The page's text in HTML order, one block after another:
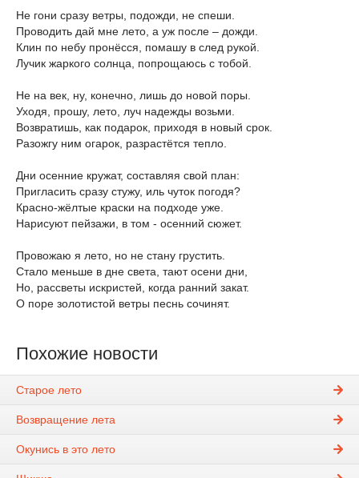
Не гони сразу ветры, подожди, не спеши.
Проводить дай мне лето, а уж после – дожди.
Клин по небу пронёсся, помашу в след рукой.
Лучик жаркого солнца, попрощаюсь с тобой.
Не на век, ну, конечно, лишь до новой поры.
Уходя, прошу, лето, луч надежды возьми.
Возвратишь, как подарок, приходя в новый срок.
Разожгу ним огарок, разрастётся тепло.
Дни осенние кружат, составляя свой план:
Пригласить сразу стужу, иль чуток погодя?
Красно-жёлтые краски на подходе уже.
Нарисуют пейзажи, в том - осенний сюжет.
Провожаю я лето, но не стану грустить.
Стало меньше в дне света, тают осени дни,
Но, рассветы искристей, когда ранний закат.
О поре золотистой ветры песнь сочинят.
Похожие новости
Старое лето
Возвращение лета
Окунись в это лето